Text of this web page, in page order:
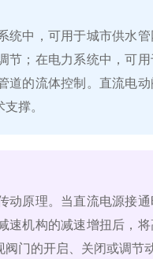
统中，可用于城市供水
节；在电力系统中，可
道的流体控制。直流电
撑。
动原理。当直流电源接
机构的减速增扭后，
门的开启、关闭或调节